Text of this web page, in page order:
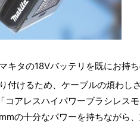
キタの18Vバッテリを既にお持
付けるため、ケーブルの煩わし
アレスハイパワーブラシレス
の十分なパワーを持ちながら